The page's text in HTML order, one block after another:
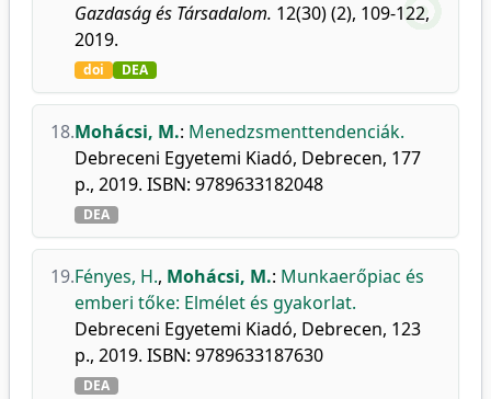
Gazdaság és Társadalom. 12(30) (2), 109-122,
2019.
doi DEA
18.Mohácsi, M.: Menedzsmenttendenciák.
Debreceni Egyetemi Kiadó, Debrecen, 177
p., 2019. ISBN: 9789633182048
DEA
19.Fényes, H., Mohácsi, M.: Munkaerőpiac és
emberi tőke: Elmélet és gyakorlat.
Debreceni Egyetemi Kiadó, Debrecen, 123
p., 2019. ISBN: 9789633187630
DEA